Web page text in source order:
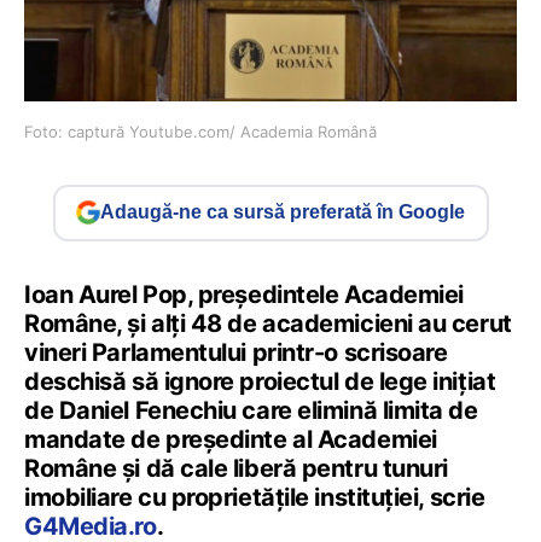
Foto: captură Youtube.com/ Academia Română
Adaugă-ne ca sursă preferată în Google
Ioan Aurel Pop, președintele Academiei
Române, și alți 48 de academicieni au cerut
vineri Parlamentului printr-o scrisoare
deschisă să ignore proiectul de lege inițiat
de Daniel Fenechiu care elimină limita de
mandate de președinte al Academiei
Române și dă cale liberă pentru tunuri
imobiliare cu proprietățile instituției, scrie
G4Media.ro.